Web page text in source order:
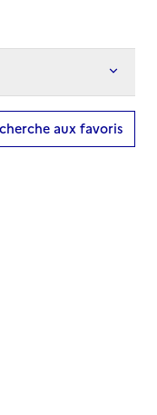
aux favoris